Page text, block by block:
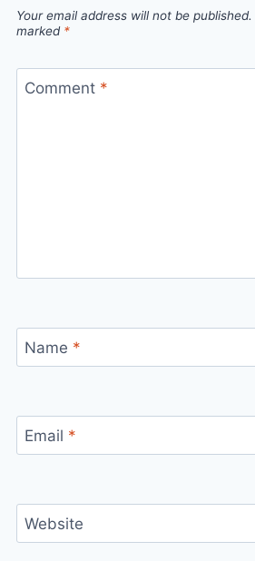
Your email address will not be published.
marked *
Comment *
Name *
Email *
Website